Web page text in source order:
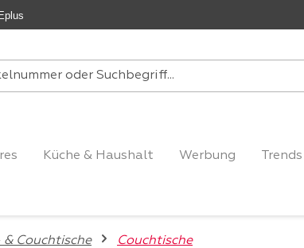
Küche & Haushalt Werbung Trends
Couchtische
Couchtische